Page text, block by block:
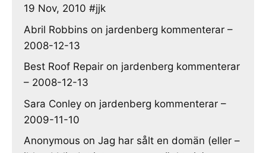
19 Nov, 2010 #jjk
Abril Robbins on jardenberg kommenterar –
2008-12-13
Best Roof Repair on jardenberg kommenterar
– 2008-12-13
Sara Conley on jardenberg kommenterar –
2009-11-10
Anonymous on Jag har sålt en domän (eller –